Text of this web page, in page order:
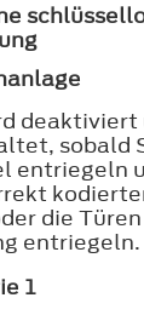
deaktiviert
sobald
entriegeln
die
entriegeln.
1